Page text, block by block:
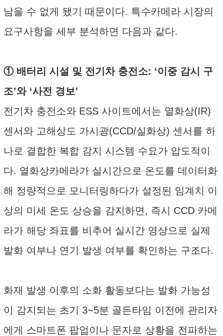
남을 수 없게 됐기 때문이다. 특수카메라 시장의
요구사항을 세부 분석하면 다음과 같다.
① 배터리 시설 및 전기차 충전소: ‘이중 감시 구
조’와 ‘사전 경보’
전기차 충전소와 ESS 사이트에서는 열화상(IR)
센서와 고해상도 가시광(CCD/실화상) 센서를 하
나로 결합한 복합 감지 시스템 수요가 압도적이
다. 열화상카메라가 실시간으로 온도를 데이터화
해 정량적으로 모니터링하다가 설정된 임계치 이
상의 미세 온도 상승을 감지하면, 즉시 CCD 카메
라가 해당 좌표를 비추어 실시간 영상으로 실제
발화 여부나 연기 발생 여부를 확인하는 구조다.
화재 발생 이후의 소화 활동보다는 발화 가능성
이 감지되는 초기 3~5분 골든타임 이전에 관리자
에게 스마트폰 팝업이나 문자로 상황을 전파하는